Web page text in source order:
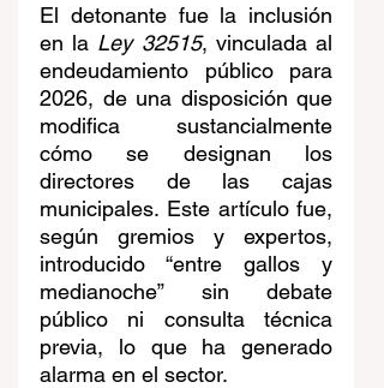
El detonante fue la inclusión
en la Ley 32515, vinculada al
endeudamiento público para
2026, de una disposición que
modifica sustancialmente
cómo se designan los
directores de las cajas
municipales. Este artículo fue,
según gremios y expertos,
introducido “entre gallos y
medianoche” sin debate
público ni consulta técnica
previa, lo que ha generado
alarma en el sector.